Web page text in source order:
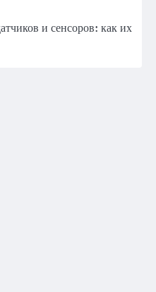
и сенсоров: как их